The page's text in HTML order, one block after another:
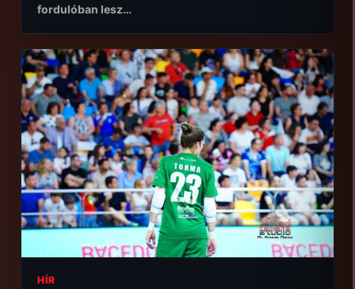
fordulóban lesz…
HÍR